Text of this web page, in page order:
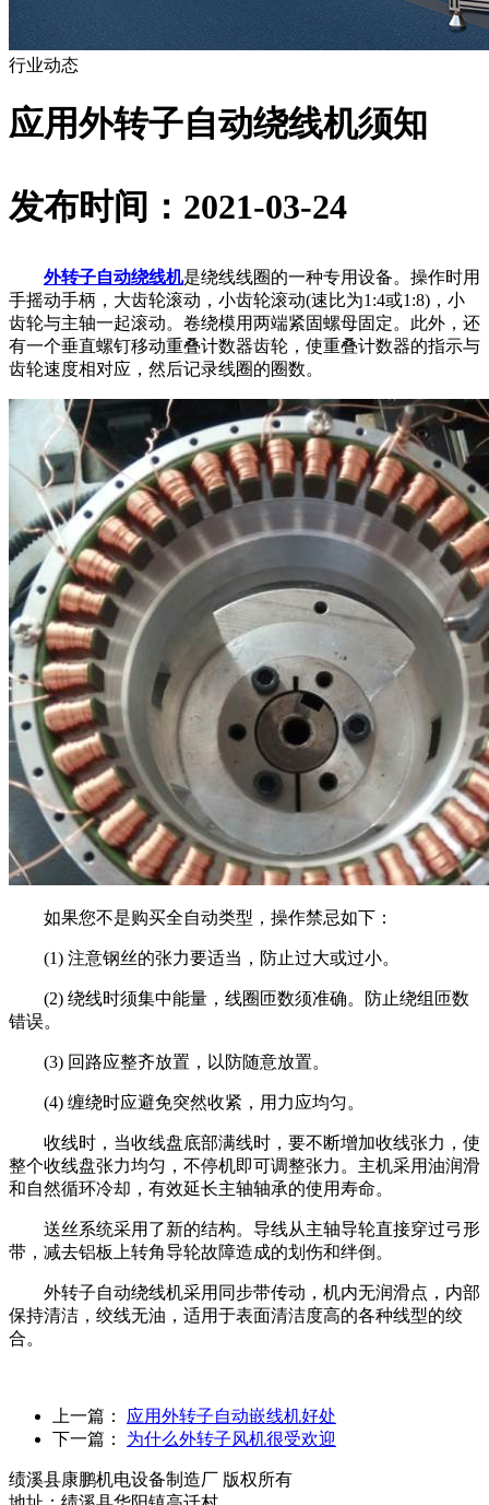
行业动态
应用外转子自动绕线机须知
发布时间：2021-03-24
外转子自动绕线机是绕线线圈的一种专用设备。操作时用
手摇动手柄，大齿轮滚动，小齿轮滚动(速比为1:4或1:8)，小
齿轮与主轴一起滚动。卷绕模用两端紧固螺母固定。此外，还
有一个垂直螺钉移动重叠计数器齿轮，使重叠计数器的指示与
齿轮速度相对应，然后记录线圈的圈数。
如果您不是购买全自动类型，操作禁忌如下：
(1) 注意钢丝的张力要适当，防止过大或过小。
(2) 绕线时须集中能量，线圈匝数须准确。防止绕组匝数
错误。
(3) 回路应整齐放置，以防随意放置。
(4) 缠绕时应避免突然收紧，用力应均匀。
收线时，当收线盘底部满线时，要不断增加收线张力，使
整个收线盘张力均匀，不停机即可调整张力。主机采用油润滑
和自然循环冷却，有效延长主轴轴承的使用寿命。
送丝系统采用了新的结构。导线从主轴导轮直接穿过弓形
带，减去铝板上转角导轮故障造成的划伤和绊倒。
外转子自动绕线机采用同步带传动，机内无润滑点，内部
保持清洁，绞线无油，适用于表面清洁度高的各种线型的绞
合。
上一篇：
应用外转子自动嵌线机好处
下一篇：
为什么外转子风机很受欢迎
绩溪县康鹏机电设备制造厂 版权所有